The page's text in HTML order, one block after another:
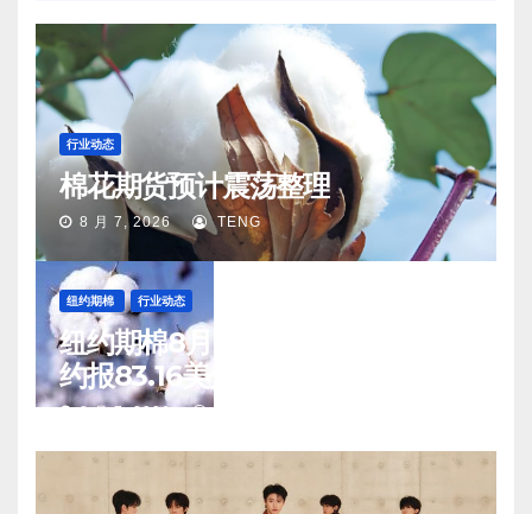
行业动态
棉花期货预计震荡整理
8 月 7, 2026 TENG
纽约期棉 行业动态
纽约期棉8月6日(周四)收涨12月合
约报83.16美分/磅
8 月 7, 2026 TENG